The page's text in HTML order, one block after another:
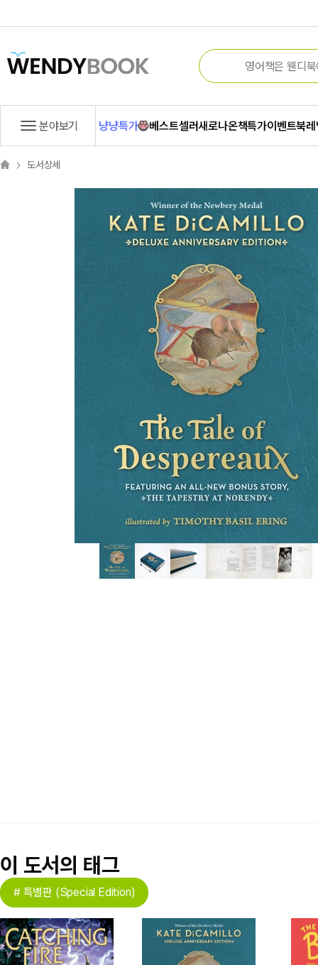
분야보기 냥냥특가 베스트셀러새로나온책특가이벤트북
도서상세
이 도서의 태그
# 특별판 (Special Edition)